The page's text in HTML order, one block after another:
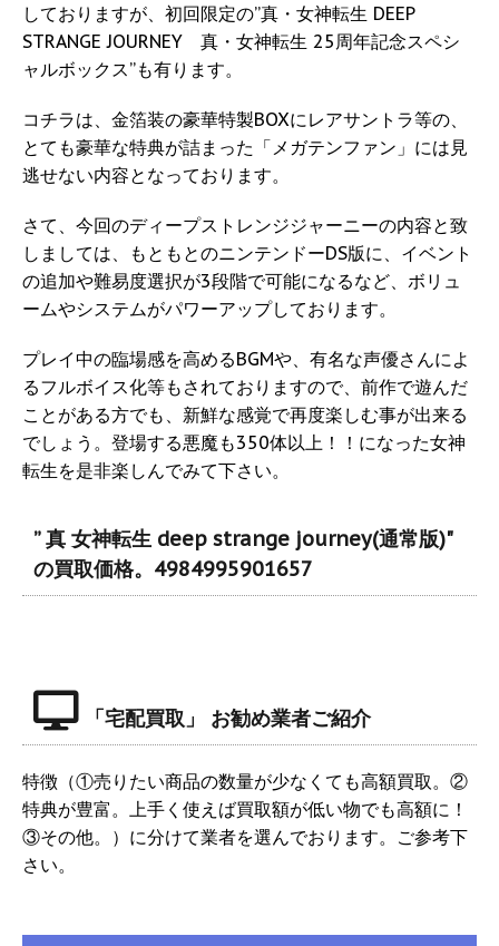
しておりますが、初回限定の”真・女神転生 DEEP
STRANGE JOURNEY 真・女神転生 25周年記念スペシ
ャルボックス”も有ります。
コチラは、金箔装の豪華特製BOXにレアサントラ等の、
とても豪華な特典が詰まった「メガテンファン」には見
逃せない内容となっております。
さて、今回のディープストレンジジャーニーの内容と致
しましては、もともとのニンテンドーDS版に、イベント
の追加や難易度選択が3段階で可能になるなど、ボリュ
ームやシステムがパワーアップしております。
プレイ中の臨場感を高めるBGMや、有名な声優さんによ
るフルボイス化等もされておりますので、前作で遊んだ
ことがある方でも、新鮮な感覚で再度楽しむ事が出来る
でしょう。登場する悪魔も350体以上！！になった女神
転生を是非楽しんでみて下さい。
” 真 女神転生 deep strange journey(通常版)"
の買取価格。4984995901657
「宅配買取」 お勧め業者ご紹介
特徴（①売りたい商品の数量が少なくても高額買取。②
特典が豊富。上手く使えば買取額が低い物でも高額に！
③その他。）に分けて業者を選んでおります。ご参考下
さい。